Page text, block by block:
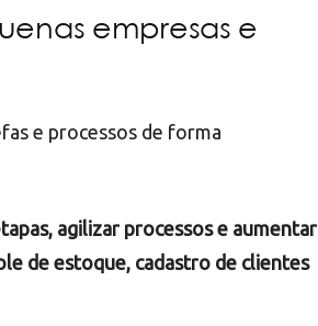
empresas e
e processos de forma
agilizar processos e aumentar
de estoque, cadastro de clientes